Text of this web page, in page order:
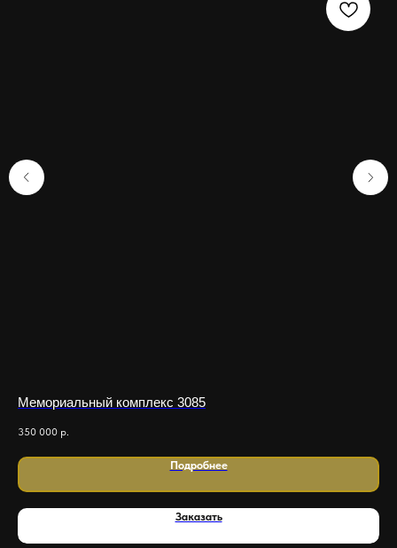
Мемориальный комплекс 3085
350 000 р.
Подробнее
Заказать